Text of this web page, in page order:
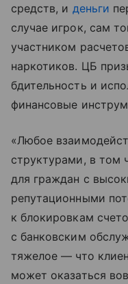
средств, и деньги
случае игрок, сам
участником
наркотиков. ЦБ
бдительность и
финансовые
«Любое
структурами, в том
для граждан с
репутационными
к блокировкам
с банковским
тяжелое — что
может оказаться